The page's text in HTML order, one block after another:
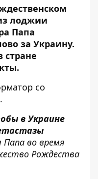
лоджии
Папа
за Украину.
стране
со
.
в Украине
Папа во время
Рождества